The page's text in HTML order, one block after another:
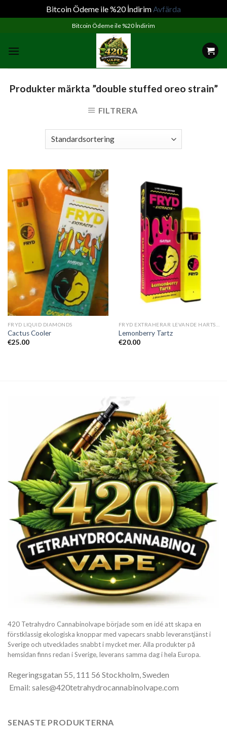
Bitcoin Ödeme ile %20 İndirimAvfärda
content
Bitcoin Ödeme ile %20 İndirim
Produkter märkta ”double stuffed oreo strain”
FILTRERA
FRYD LIQUID DIAMONDS
Cactus Cooler
€25.00
Lemonberry Tartz
€20.00
420 Tetrahydro Cannabinolvape började som en idé att skapa en
förstklassig ekologiska knoppar med vapecars snabb leveranstjänst i
Sverige och utvecklades snabbt i mycket mer. Alla produkter på
hemsidan finns redan i Sverige, leverans samma dag i hela Europa.
Regeringsgatan 55, 111 56 Stockholm, Sweden
Email: sales@420tetrahydrocannabinolvape.com
SENASTE PRODUKTERNA